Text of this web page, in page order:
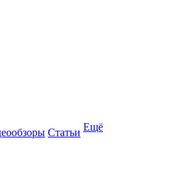
Статьи Ещё